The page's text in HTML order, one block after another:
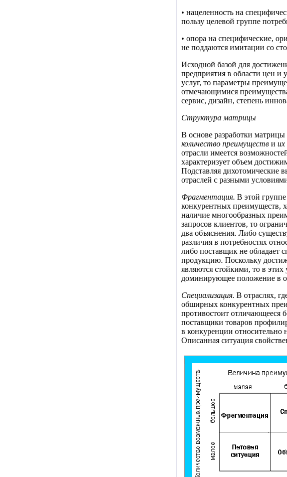
• нацеленность на
пользу целевой группе
• опора на специфические,
не поддаются имитации со
Исходной базой для
предприятия в области цен и
услуг, то параметры
отмечающимися
сервис, дизайн, степень
Структура матрицы
В основе разработки
количество преимуществ и их
отрасли имеется
характеризует объем
Подставляя дихотомические
отраслей с разными
Фрагментация. В этой
конкурентных преимуществ,
наличие многообразных
запросов клиентов, то
два объяснения. Либо
различия в потребностях
либо поставщик не обладает
продукцию. Поскольку
являются стойкими, то в этих
доминирующее положение в
Специализация. В отраслях,
обширных конкурентных
противостоит отличающееся
поставщики товаров
в конкуренции
Описанная ситуация